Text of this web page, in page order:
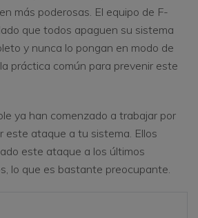
más poderosas. El equipo de F-
que todos apaguen su sistema
y nunca lo pongan en modo de
práctica común para prevenir este
ya han comenzado a trabajar por
este ataque a tu sistema. Ellos
este ataque a los últimos
lo que es bastante preocupante.